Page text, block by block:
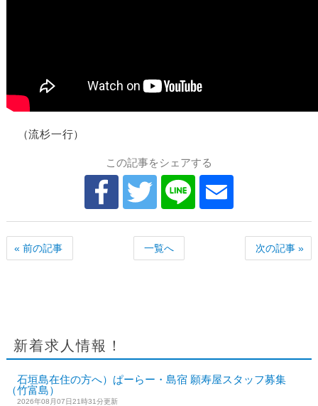
（流杉一行）
この記事をシェアする
« 前の記事 一覧へ 次の記事 »
新着求人情報！
石垣島在住の方へ）ぱーらー・島宿 願寿屋スタッフ募集
（竹富島）
2026年08月07日21時31分更新